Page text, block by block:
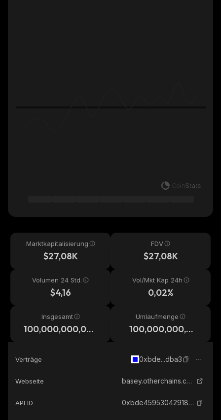
Marktkapitalisierung
$27,08K
FDV
$27,08K
Volumen 24 Std.
$4,16
Vol/Mkt Kap 24h
0,02%
Insgesamt
100,000,000,00
Umlaufmenge
100,000,000,00
Verträge 0xbde...dba3
Webseite basey.otherchains.com
API ID 0xbde45953042918384816caf05772fff5df23dba3_base